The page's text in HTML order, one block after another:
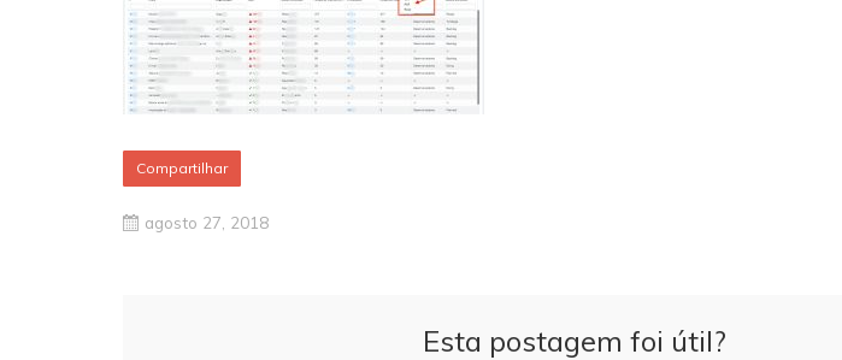
Compartilhar
agosto 27, 2018
Esta postagem foi útil?